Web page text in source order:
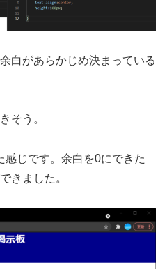
白があらかじめ決まっている
そう。
感じです。余白を0にできた
きました。